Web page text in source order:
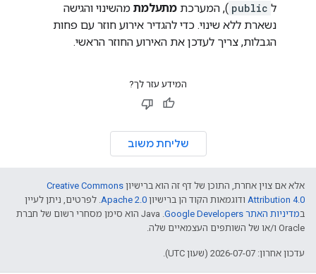
ל public ), המערכת מתעלמת מהשינוי והגישה
נשארת ללא שינוי. כדי להגדיר אירוע חוזר עם פחות
הגבלות, צריך לעדכן את האירוע החוזר הראשי.
המידע עזר לך?
שליחת משוב
אלא אם צוין אחרת, התוכן של דף זה הוא ברישיון Creative Commons
Attribution 4.0 ודוגמאות הקוד הן ברישיון Apache 2.0. לפרטים, ניתן לעיין
במדיניות האתר Google Developers‏
.‏ Java הוא סימן מסחרי רשום של חברת
Oracle ו/או של השותפים העצמאיים שלה.
עדכון אחרון: 2026-07-07 (שעון UTC).